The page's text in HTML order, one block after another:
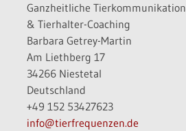
Ganzheitliche Tierkommunikation
& Tierhalter-Coaching
Barbara Getrey-Martin
Am Liethberg 17
34266 Niestetal
Deutschland
+49 152 53427623
info@tierfrequenzen.de